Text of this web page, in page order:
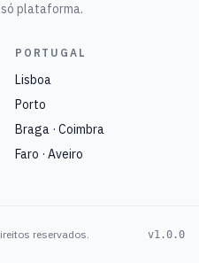
plataforma.
PORTUGAL
Lisboa
Porto
Braga · Coimbra
Faro · Aveiro
reservados. v1.0.0